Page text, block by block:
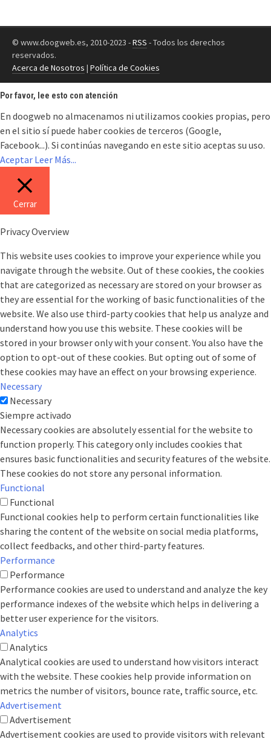
© www.doogweb.es, 2010-2023 -RSS - Todos los derechos
reservados.
Acerca de Nosotros | Política de Cookies
Por favor, lee esto con atención
En doogweb no almacenamos ni utilizamos cookies propias, pero
en el sitio sí puede haber cookies de terceros (Google,
Facebook...). Si continúas navegando en este sitio aceptas su uso.
Aceptar Leer Más...
Cerrar
Privacy Overview
This website uses cookies to improve your experience while you
navigate through the website. Out of these cookies, the cookies
that are categorized as necessary are stored on your browser as
they are essential for the working of basic functionalities of the
website. We also use third-party cookies that help us analyze and
understand how you use this website. These cookies will be
stored in your browser only with your consent. You also have the
option to opt-out of these cookies. But opting out of some of
these cookies may have an effect on your browsing experience.
Necessary
Necessary
Siempre activado
Necessary cookies are absolutely essential for the website to
function properly. This category only includes cookies that
ensures basic functionalities and security features of the website.
These cookies do not store any personal information.
Functional
Functional
Functional cookies help to perform certain functionalities like
sharing the content of the website on social media platforms,
collect feedbacks, and other third-party features.
Performance
Performance
Performance cookies are used to understand and analyze the key
performance indexes of the website which helps in delivering a
better user experience for the visitors.
Analytics
Analytics
Analytical cookies are used to understand how visitors interact
with the website. These cookies help provide information on
metrics the number of visitors, bounce rate, traffic source, etc.
Advertisement
Advertisement
Advertisement cookies are used to provide visitors with relevant